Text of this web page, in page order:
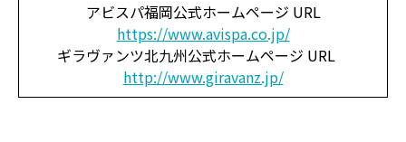
アビスパ福岡公式ホームページ URL
https://www.avispa.co.jp/
ギラヴァンツ北九州公式ホームページ URL
http://www.giravanz.jp/